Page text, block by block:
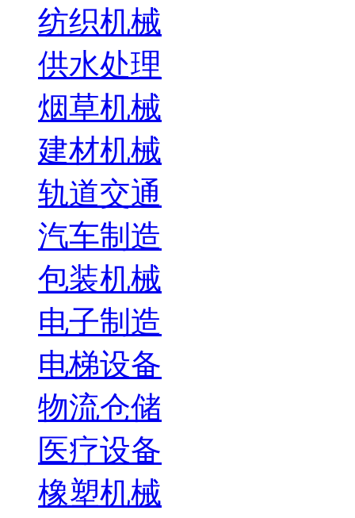
纺织机械
供水处理
烟草机械
建材机械
轨道交通
汽车制造
包装机械
电子制造
电梯设备
物流仓储
医疗设备
橡塑机械